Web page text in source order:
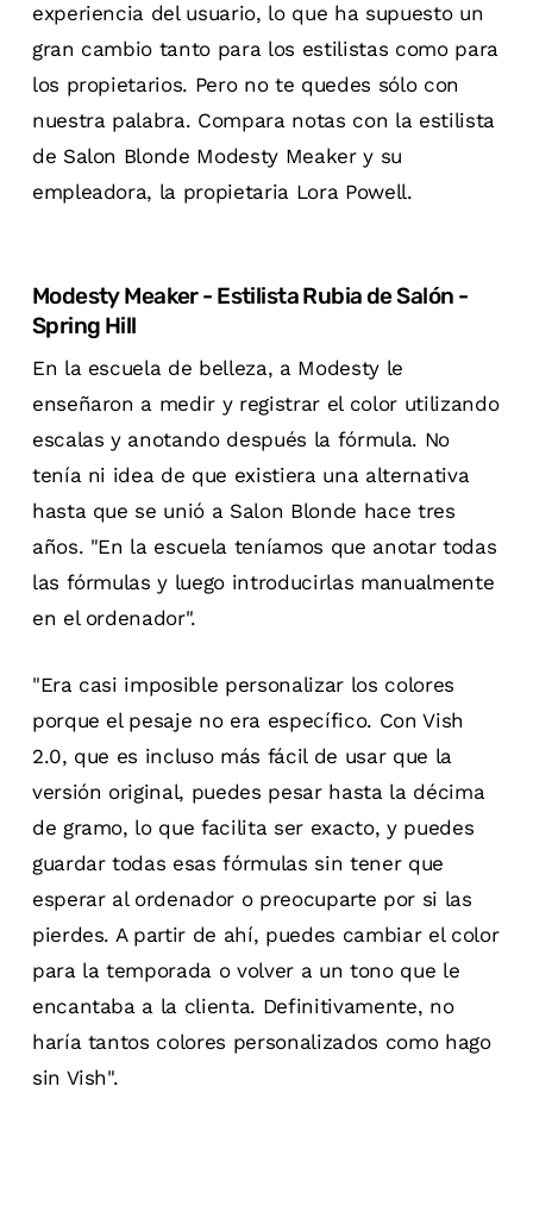
experiencia del usuario, lo que ha supuesto un
gran cambio tanto para los estilistas como para
los propietarios. Pero no te quedes sólo con
nuestra palabra. Compara notas con la estilista
de Salon Blonde Modesty Meaker y su
empleadora, la propietaria Lora Powell.
Modesty Meaker - Estilista Rubia de Salón -
Spring Hill
En la escuela de belleza, a Modesty le
enseñaron a medir y registrar el color utilizando
escalas y anotando después la fórmula. No
tenía ni idea de que existiera una alternativa
hasta que se unió a Salon Blonde hace tres
años. "En la escuela teníamos que anotar todas
las fórmulas y luego introducirlas manualmente
en el ordenador".
"Era casi imposible personalizar los colores
porque el pesaje no era específico. Con Vish
2.0, que es incluso más fácil de usar que la
versión original, puedes pesar hasta la décima
de gramo, lo que facilita ser exacto, y puedes
guardar todas esas fórmulas sin tener que
esperar al ordenador o preocuparte por si las
pierdes. A partir de ahí, puedes cambiar el color
para la temporada o volver a un tono que le
encantaba a la clienta. Definitivamente, no
haría tantos colores personalizados como hago
sin Vish".